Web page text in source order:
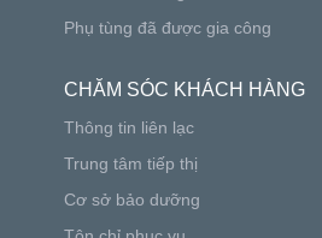
Phụ tùng đã được gia công
CHĂM SÓC KHÁCH HÀNG
Thông tin liên lạc
Trung tâm tiếp thị
Cơ sở bảo dưỡng